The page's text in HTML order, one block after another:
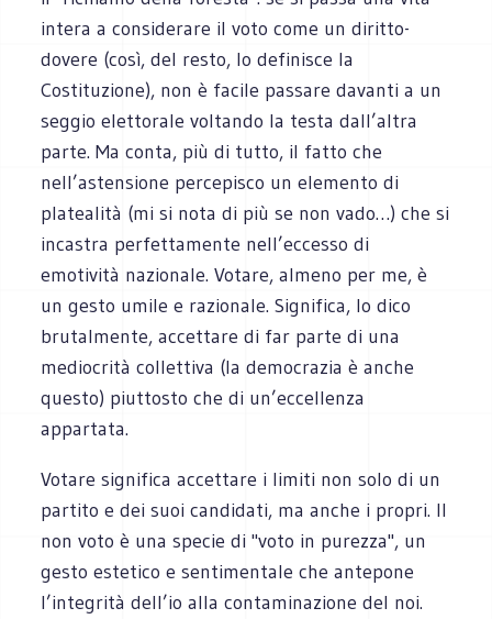
intera a considerare il voto come un diritto-
dovere (così, del resto, lo definisce la
Costituzione), non è facile passare davanti a un
seggio elettorale voltando la testa dall’altra
parte. Ma conta, più di tutto, il fatto che
nell’astensione percepisco un elemento di
platealità (mi si nota di più se non vado…) che si
incastra perfettamente nell’eccesso di
emotività nazionale. Votare, almeno per me, è
un gesto umile e razionale. Significa, lo dico
brutalmente, accettare di far parte di una
mediocrità collettiva (la democrazia è anche
questo) piuttosto che di un’eccellenza
appartata.
Votare significa accettare i limiti non solo di un
partito e dei suoi candidati, ma anche i propri. Il
non voto è una specie di "voto in purezza", un
gesto estetico e sentimentale che antepone
l’integrità dell’io alla contaminazione del noi.